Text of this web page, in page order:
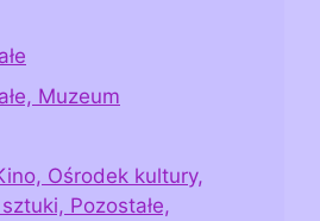
Muzeum
Ośrodek kultury,
Pozostałe,